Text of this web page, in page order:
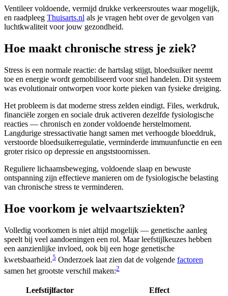
Ventileer voldoende, vermijd drukke verkeersroutes waar mogelijk,
en raadpleeg Thuisarts.nl als je vragen hebt over de gevolgen van
luchtkwaliteit voor jouw gezondheid.
Hoe maakt chronische stress je ziek?
Stress is een normale reactie: de hartslag stijgt, bloedsuiker neemt
toe en energie wordt gemobiliseerd voor snel handelen. Dit systeem
was evolutionair ontworpen voor korte pieken van fysieke dreiging.
Het probleem is dat moderne stress zelden eindigt. Files, werkdruk,
financiële zorgen en sociale druk activeren dezelfde fysiologische
reacties — chronisch en zonder voldoende herstelmoment.
Langdurige stressactivatie hangt samen met verhoogde bloeddruk,
verstoorde bloedsuikerregulatie, verminderde immuunfunctie en een
groter risico op depressie en angststoornissen.
Reguliere lichaamsbeweging, voldoende slaap en bewuste
ontspanning zijn effectieve manieren om de fysiologische belasting
van chronische stress te verminderen.
Hoe voorkom je welvaartsziekten?
Volledig voorkomen is niet altijd mogelijk — genetische aanleg
speelt bij veel aandoeningen een rol. Maar leefstijlkeuzes hebben
een aanzienlijke invloed, ook bij een hoge genetische
kwetsbaarheid.5 Onderzoek laat zien dat de volgende factoren
samen het grootste verschil maken:2
Leefstijlfactor
Effect